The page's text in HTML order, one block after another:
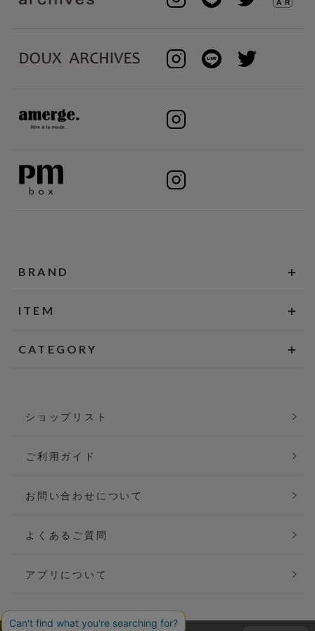
BRAND
ITEM
CATEGORY
ショップリスト
ご利用ガイド
お問い合わせについて
よくあるご質問
アプリについて